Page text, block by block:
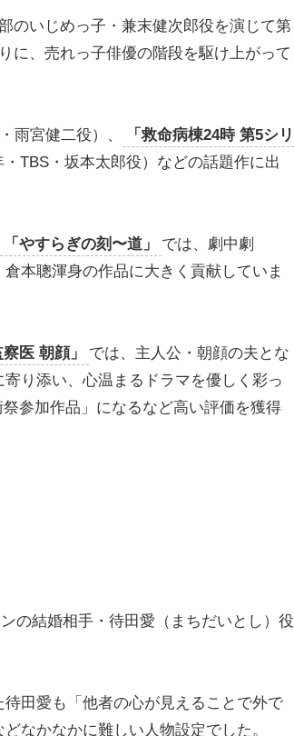
のいじめっ子・兼末健次郎役を演じて第
に、売れっ子俳優の階段を駆け上がって
雨宮健二役）、
「救命病棟24時 第5シリ
・TBS・坂本太郎役）などの話題作に出
「やすらぎの刻〜道」
では、劇中劇
本聰渾身の作品に大きく貢献していま
察医 朝顔」
では、主人公・朝顔の夫とな
り添い、心温まるドラマを優しく彩っ
参加作品」になるなど高い評価を獲得
の結婚相手・待田愛（まちだいとし）役
田愛も「他者の心が見えることで外で
なかなかに難しい人物設定でした。